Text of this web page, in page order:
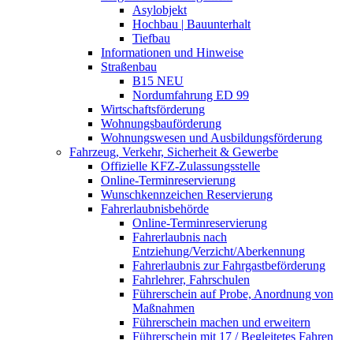
Asylobjekt
Hochbau | Bauunterhalt
Tiefbau
Informationen und Hinweise
Straßenbau
B15 NEU
Nordumfahrung ED 99
Wirtschaftsförderung
Wohnungsbauförderung
Wohnungswesen und Ausbildungsförderung
Fahrzeug, Verkehr, Sicherheit & Gewerbe
Offizielle KFZ-Zulassungsstelle
Online-Terminreservierung
Wunschkennzeichen Reservierung
Fahrerlaubnisbehörde
Online-Terminreservierung
Fahrerlaubnis nach
Entziehung/Verzicht/Aberkennung
Fahrerlaubnis zur Fahrgastbeförderung
Fahrlehrer, Fahrschulen
Führerschein auf Probe, Anordnung von
Maßnahmen
Führerschein machen und erweitern
Führerschein mit 17 / Begleitetes Fahren